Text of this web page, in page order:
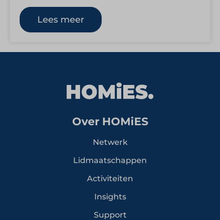
Nederland. Elke Keurslager is een eigen
ondernemer…
Lees meer
Over HOMiES
Netwerk
Lidmaatschappen
Activiteiten
Insights
Support